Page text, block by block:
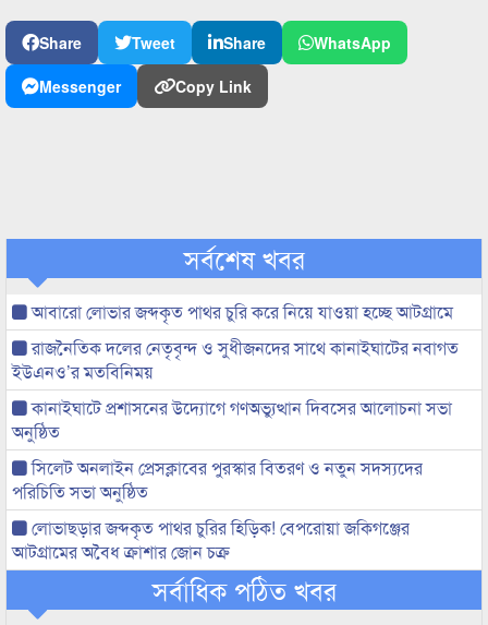
Share Tweet Share
WhatsApp
Messenger
Copy Link
সর্বশেষ খবর
আবারো লোভার জব্দকৃত পাথর চুরি করে নিয়ে যাওয়া হচ্ছে আটগ্রামে
রাজনৈতিক দলের নেতৃবৃন্দ ও সুধীজনদের সাথে কানাইঘাটের নবাগত
ইউএনও’র মতবিনিময়
কানাইঘাটে প্রশাসনের উদ্যোগে গণঅভ্যুত্থান দিবসের আলোচনা সভা
অনুষ্ঠিত
সিলেট অনলাইন প্রেসক্লাবের পুরস্কার বিতরণ ও নতুন সদস্যদের
পরিচিতি সভা অনুষ্ঠিত
লোভাছড়ার জব্দকৃত পাথর চুরির হিড়িক! বেপরোয়া জকিগঞ্জের
আটগ্রামের অবৈধ ক্রাশার জোন চক্র
সর্বাধিক পঠিত খবর